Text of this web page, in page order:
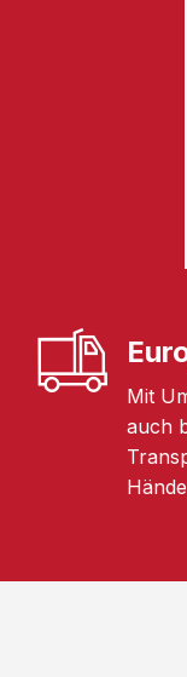
Mit
auch